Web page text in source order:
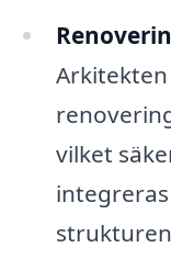
vilket